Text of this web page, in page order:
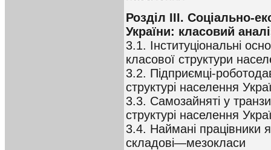
Розділ III. Соціально-
України: класовий
3.1. Інституціональні
класової структури
3.2. Підприємці-
структурі населення
3.3. Самозайняті у
структурі населення
3.4. Наймані працівники
складові—мезокласи